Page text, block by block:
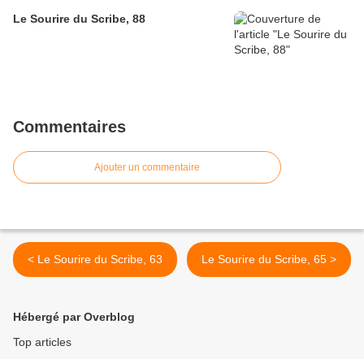
Le Sourire du Scribe, 88
Commentaires
Ajouter un commentaire
< Le Sourire du Scribe, 63 Le Sourire du Scribe, 65 >
Hébergé par Overblog
Top articles